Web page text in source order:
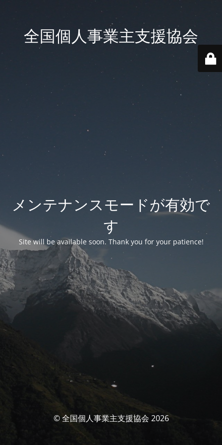
全国個人事業主支援協会
メンテナンスモードが有効で
す
Site will be available soon. Thank you for your patience!
© 全国個人事業主支援協会 2026